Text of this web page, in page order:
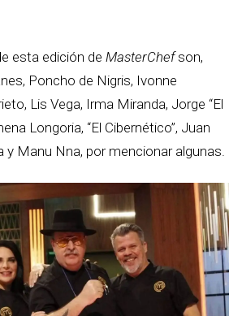
esta edición de MasterChefson,
Poncho de Nigris, Ivonne
Lis Vega, Irma Miranda, Jorge “El
Longoria, “El Cibernético”, Juan
y Manu Nna, por mencionar algunas.